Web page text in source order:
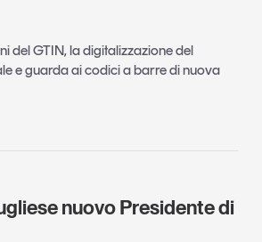
del GTIN, la digitalizzazione del
e guarda ai codici a barre di nuova
nuovo Presidente di